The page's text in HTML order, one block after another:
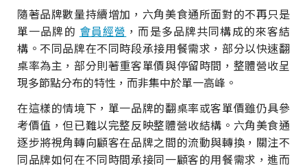
隨著品牌數量持續增加，六角美食通所面對的不再只是
單一品牌的 會員經營 ，而是多品牌共同構成的來客結
構。不同品牌在不同時段承接用餐需求，部分以快速翻
桌率為主，部分則著重客單價與停留時間，整體營收呈
現多節點分布的特性，而非集中於單一高峰。
在這樣的情境下，單一品牌的翻桌率或客單價雖仍具參
考價值，但已難以完整反映整體營收結構。六角美食通
逐步將視角轉向顧客在品牌之間的流動與轉換，關注不
同品牌如何在不同時間承接同一顧客的用餐需求，進而